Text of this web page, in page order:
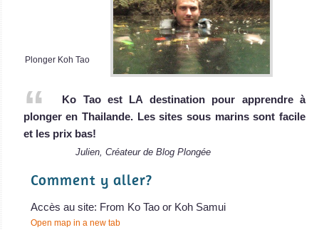
Plonger Koh Tao
Ko Tao est LA destination pour apprendre à
plonger en Thailande. Les sites sous marins sont facile
et les prix bas!
Julien, Créateur de Blog Plongée
Comment y aller?
Accès au site: From Ko Tao or Koh Samui
Open map in a new tab